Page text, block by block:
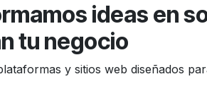
ideas en
tu negocio
y sitios web diseñados